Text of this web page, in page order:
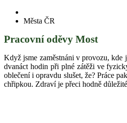
Města ČR
Pracovní oděvy Most
Když jsme zaměstnáni v provozu, kde
dvanáct hodin při plné zátěži ve
oblečení i opravdu slušet, že? Práce
chřipkou. Zdraví je přeci hodně